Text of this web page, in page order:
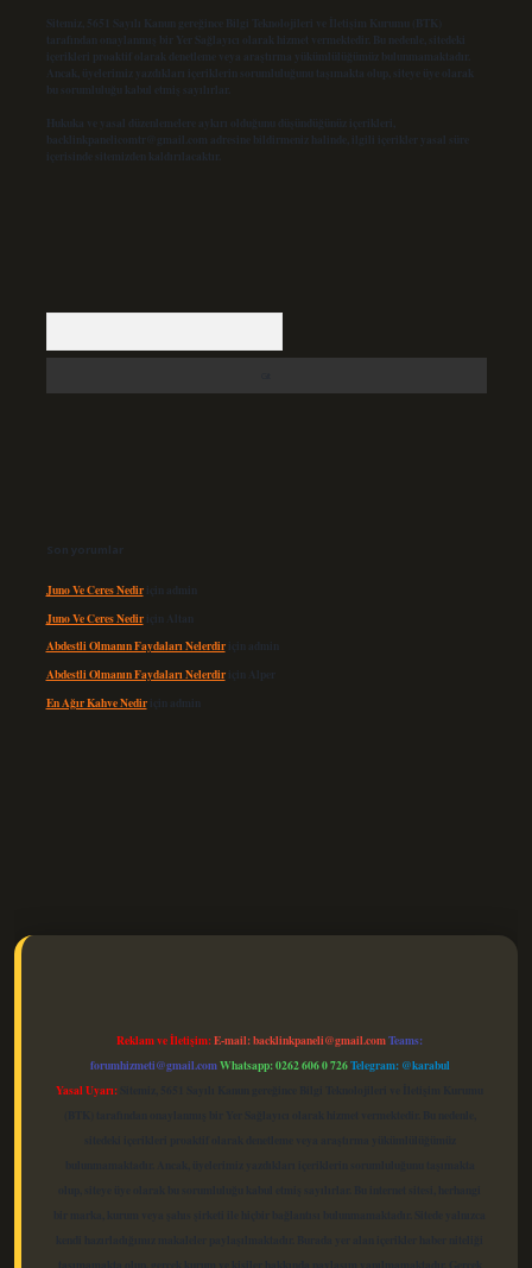
Sitemiz, 5651 Sayılı Kanun gereğince Bilgi Teknolojileri ve İletişim Kurumu (BTK)
tarafından onaylanmış bir Yer Sağlayıcı olarak hizmet vermektedir. Bu nedenle, sitedeki
içerikleri proaktif olarak denetleme veya araştırma yükümlülüğümüz bulunmamaktadır.
Ancak, üyelerimiz yazdıkları içeriklerin sorumluluğunu taşımakta olup, siteye üye olarak
bu sorumluluğu kabul etmiş sayılırlar.
Hukuka ve yasal düzenlemelere aykırı olduğunu düşündüğünüz içerikleri,
backlinkpanelicomtr@gmail.com adresine bildirmeniz halinde, ilgili içerikler yasal süre
içerisinde sitemizden kaldırılacaktır.
Son yorumlar
Juno Ve Ceres Nediriçin admin
Juno Ve Ceres Nediriçin Altan
Abdestli Olmanın Faydaları Nelerdiriçin admin
Abdestli Olmanın Faydaları Nelerdiriçin Alper
En Ağır Kahve Nediriçin admin
Reklam ve İletişim:E-mail:backlinkpaneli@gmail.comTeams:
forumhizmeti@gmail.comWhatsapp: 0262 606 0 726Telegram: @karabul
Yasal Uyarı: